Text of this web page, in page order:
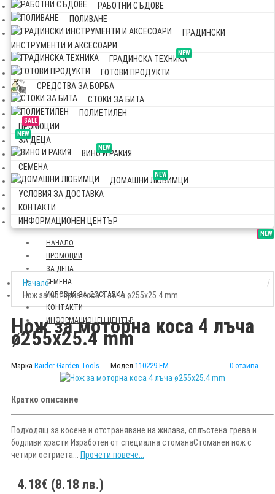
РАБОТНИ СЪДОВЕ
ПОЛИВАНЕ
ГРАДИНСКИ
ИНСТРУМЕНТИ И АКСЕСОАРИ
NEW
ГРАДИНСКА ТЕХНИКА
ГОТОВИ ПРОДУКТИ
СРЕДСТВА ЗА БОРБА
СТОКИ ЗА БИТА
ПОЛИЕТИЛЕН
SALE
ПРОМОЦИИ
NEW
ЗА ДЕЦА
NEW
ВИНО И РАКИЯ
СЕМЕНА
NEW
ДОМАШНИ ЛЮБИМЦИ
УСЛОВИЯ ЗА ДОСТАВКА
КОНТАКТИ
ИНФОРМАЦИОНЕН ЦЕНТЪР
НАЧАЛО
SALE
ПРОМОЦИИ
NEW
ЗА ДЕЦА
СЕМЕНА
УСЛОВИЯ ЗА ДОСТАВКА
КОНТАКТИ
ИНФОРМАЦИОНЕН ЦЕНТЪР
Начало
Нож за моторна коса 4 лъча ø255x25.4 mm
Нож за моторна коса 4 лъча
ø255x25.4 mm
Марка Raider Garden Tools Модел 110229-EM 0 отзива
Кратко описание
Подходящ за косене и отстраняване на жилава, сплъстена трева и
бодливи храсти Изработен от специална стоманаСтоманен нож с
четири остриета... Прочети повече...
4.18€ (8.18 лв.)